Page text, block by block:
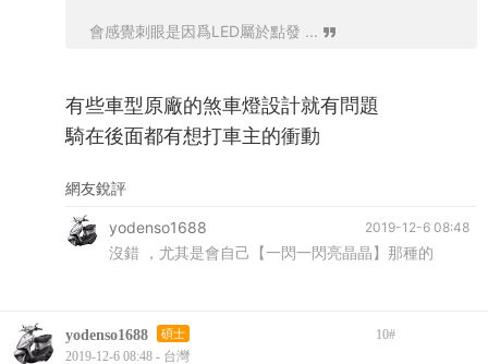
會感覺刺眼是因爲LED屬於點發 ...
有些車型原廠的煞車燈設計就有問題
騎在後面都有想打車主的衝動
網友銳評
2019-12-6 08:48
yodenso1688
沒錯 ，尤其是會自己【一閃一閃亮晶晶】那種的
yodenso1688 碩士 10#
2019-12-6 08:48 - 台灣